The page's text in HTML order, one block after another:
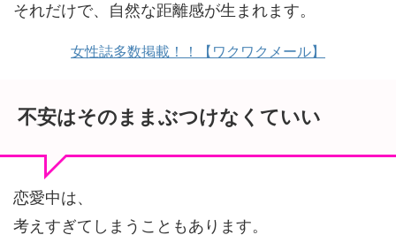
それだけで、自然な距離感が生まれます。
女性誌多数掲載！！【ワクワクメール】
不安はそのままぶつけなくていい
恋愛中は、
考えすぎてしまうこともあります。